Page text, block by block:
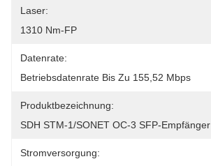
Laser:
1310 Nm-FP
Datenrate:
Betriebsdatenrate Bis Zu 155,52 Mbps
Produktbezeichnung:
SDH STM-1/SONET OC-3 SFP-Empfänger
Stromversorgung: